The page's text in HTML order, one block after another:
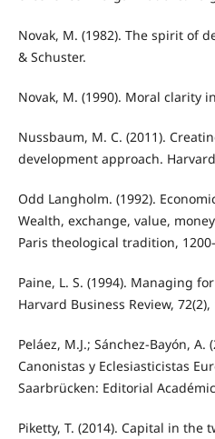
Novak, M. (1982). The spirit of
& Schuster.
Novak, M. (1990). Moral clarity
Nussbaum, M. C. (2011).
development approach.
Odd Langholm. (1992).
Wealth, exchange, value,
Paris theological tradition,
Paine, L. S. (1994). Managing
Harvard Business Review, 72(2),
Peláez, M.J.; Sánchez-Bayón,
Canonistas y Eclesiasticistas
Saarbrücken: Editorial
Piketty, T. (2014). Capital in the